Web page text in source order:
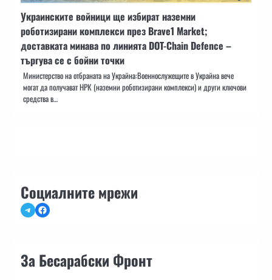
Украинските войници ще избират наземни
роботизирани комплекси през Brave1 Market;
доставката минава по линията DOT-Chain Defence –
търгува се с бойни точки
Министерство на отбраната на Украйна:Военнослужещите в Украйна вече
могат да получават НРК (наземни роботизирани комплекси) и други ключови
средства в…
Социалните мрежи
TelegramFacebook
За Бесарабски Фронт